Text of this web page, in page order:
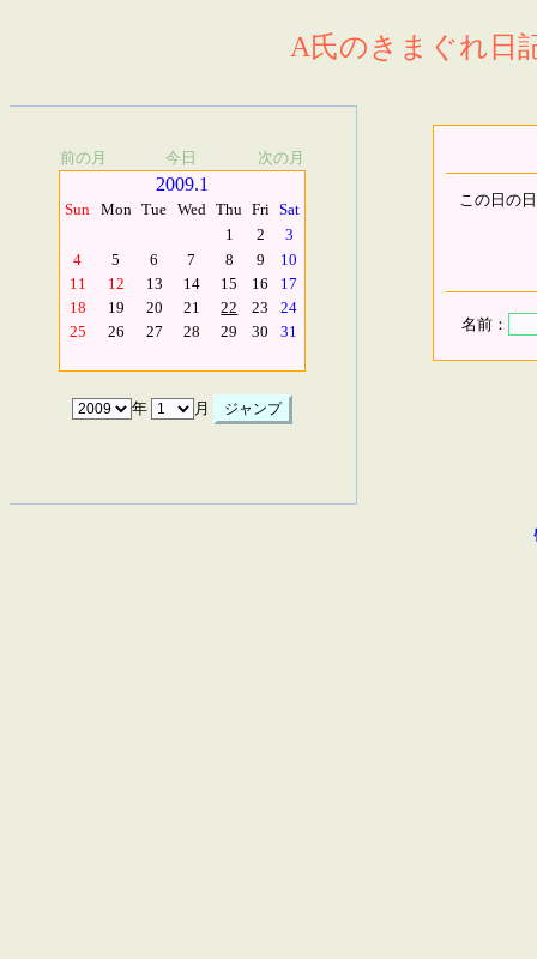
A氏のきまぐれ日
前の月 今日 次の月
2009.1
Sun Mon Tue Wed Thu Fri Sat
1
2
3
4
5 6 7 8 9
10
11
12 13 14 15 16
17
18
19 20 21 22 23
24
25
26 27 28 29 30 31
年 月
この日の
名前：